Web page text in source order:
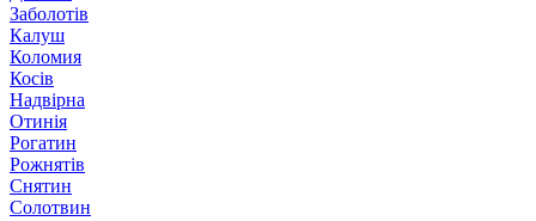
Заболотів
Калуш
Коломия
Косів
Надвірна
Отинія
Рогатин
Рожнятів
Снятин
Солотвин